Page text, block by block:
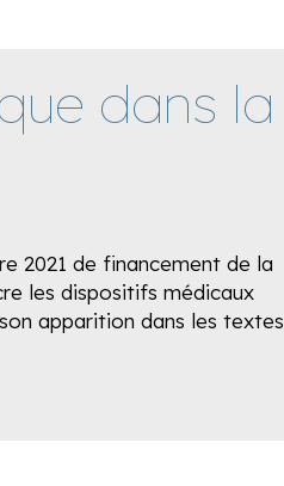
dans la
2021 de financement de la
les dispositifs médicaux
apparition dans les textes